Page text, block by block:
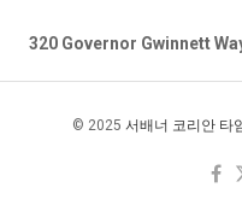
320 Governor Gwinnett
© 2025 서배너 코리안 타